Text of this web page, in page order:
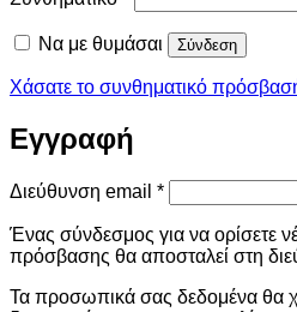
Να με θυμάσαι Σύνδεση
Χάσατε το συνθηματικό
Εγγραφή
Διεύθυνση email *Απαιτείται
Ένας σύνδεσμος για να ορίσετε
πρόσβασης θα αποσταλεί στη
Τα προσωπικά σας δεδομένα θα